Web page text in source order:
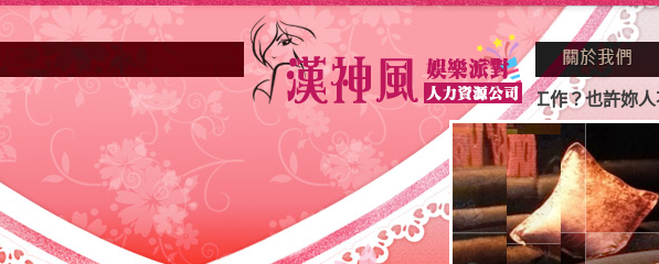
高雄酒店業妳正因不景氣的年代找不到工作？也許妳人不